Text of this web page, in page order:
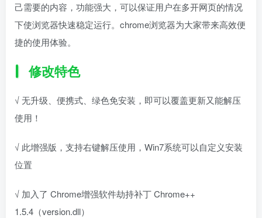
己需要的内容，功能强大，可以保证用户在多开网页的情况
下使浏览器快速稳定运行。chrome浏览器为大家带来高效便
捷的使用体验。
修改特色
√ 无升级、便携式、绿色免安装，即可以覆盖更新又能解压
使用！
√ 此增强版，支持右键解压使用，Win7系统可以自定义安装
位置
√ 加入了 Chrome增强软件劫持补丁 Chrome++
1.5.4（version.dll）